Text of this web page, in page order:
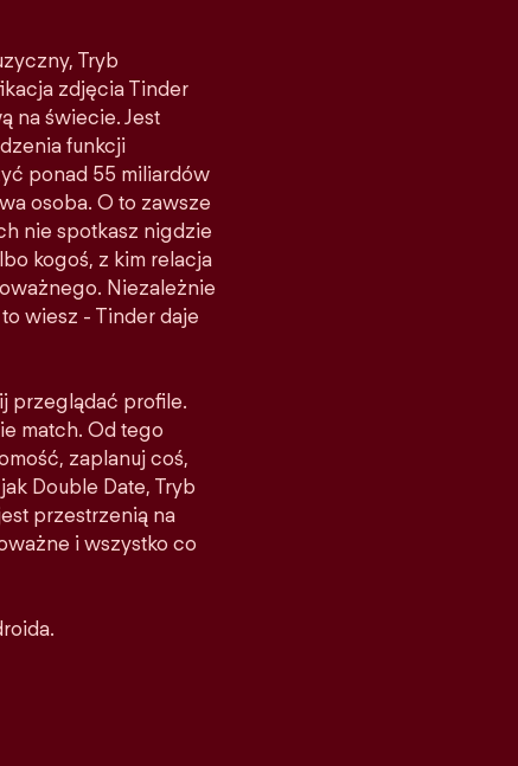
Tryb
zdjęcia Tinder
na świecie. Jest
funkcji
ponad 55 miliardów
osoba. O to zawsze
nie spotkasz nigdzie
kogoś, z kim relacja
Niezależnie
wiesz - Tinder daje
przeglądać profile.
match. Od tego
zaplanuj coś,
Double Date, Tryb
przestrzenią na
i wszystko co